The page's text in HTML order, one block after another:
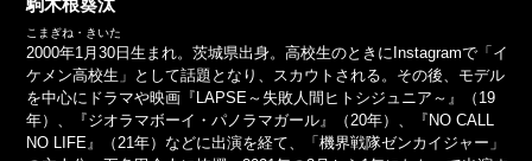
こまぎね・きいた
2000年1月30日生まれ。茨城県出身。高校生のときにInstagramで「イ
ケメン高校生」として話題となり、スカウトされる。その後、モデル
を中心にドラマや映画『LAPSE～失敗人間ヒトシジュニア～』（19
年）、『ジオラマボーイ・パノラマガール』（20年）、『NO CALL
NO LIFE』（21年）などに出演を経て、「機界戦隊ゼンカイジャー」